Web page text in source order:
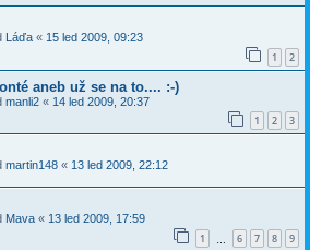
Láďa « 15 led 2009, 09:23
1 2
aneb už se na to.... :-)
manli2 « 14 led 2009, 20:37
1 2 3
martin148 « 13 led 2009, 22:12
Mava « 13 led 2009, 17:59
1 6 7 8 9